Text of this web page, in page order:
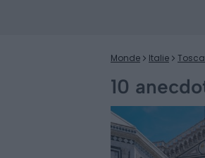
Monde Italie
10